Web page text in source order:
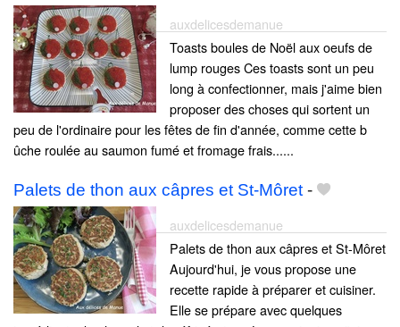
auxdelicesdemanue
Toasts boules de Noël aux oeufs de
lump rouges Ces toasts sont un peu
long à confectionner, mais j'aime bien
proposer des choses qui sortent un
peu de l'ordinaire pour les fêtes de fin d'année, comme cette b
ûche roulée au saumon fumé et fromage frais......
Palets de thon aux câpres et St-Môret-
auxdelicesdemanue
Palets de thon aux câpres et St-Môret
Aujourd'hui, je vous propose une
recette rapide à préparer et cuisiner.
Elle se prépare avec quelques